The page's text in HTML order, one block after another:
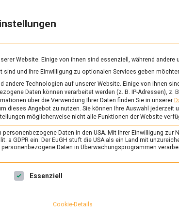
zu
&
Ernährung
SCHLAGWORT: ZUBEREITUNG
Website. Einige von ihnen sind essenziell, während
sind und Ihre Einwilligung zu optionalen Services geben
andere Technologien auf unserer Website. Einige von ihnen
Daten können verarbeitet werden (z. B. IP-Adressen),
über die Verwendung Ihrer Daten finden Sie in unserer
dieses Angebot zu nutzen. Sie können Ihre Auswahl jederzeit
möglicherweise nicht alle Funktionen der Website
personenbezogene Daten in den USA. Mit Ihrer Einwilligung
a GDPR ein. Der EuGH stuft die USA als ein Land mit
personenbezogene Daten in Überwachungsprogrammen
Service-Gruppen, für die eine Einwilligung
Essenziell
Cookie-Details